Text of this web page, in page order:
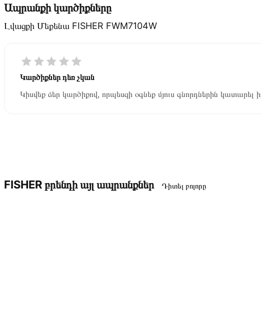
Ապրանքի կարծիքները
Լվացքի Մեքենա FISHER FWM7104W
Կարծիքներ դեռ չկան
Կիսվեք ձեր կարծիքով, որպեսզի օգնեք մյուս գնորդներին կատարել
FISHER բրենդի այլ ապրանքներ Դիտել բոլորը